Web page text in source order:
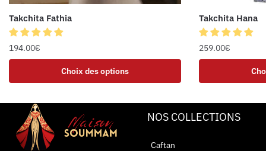
Takchita Fathia
194.00€
Choix des options
Takchita Hana
259.00€
NOS COLLECTIONS
Caftan